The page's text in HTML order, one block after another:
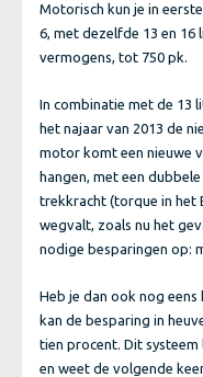
Motorisch kun je in
6, met dezelfde 13 en
vermogens, tot 750 pk.
In combinatie met de 13
het najaar van 2013 de
motor komt een nieuwe
hangen, met een
trekkracht (torque in het
wegvalt, zoals nu het
nodige besparingen op:
Heb je dan ook nog eens
kan de besparing in
tien procent. Dit systeem
en weet de volgende